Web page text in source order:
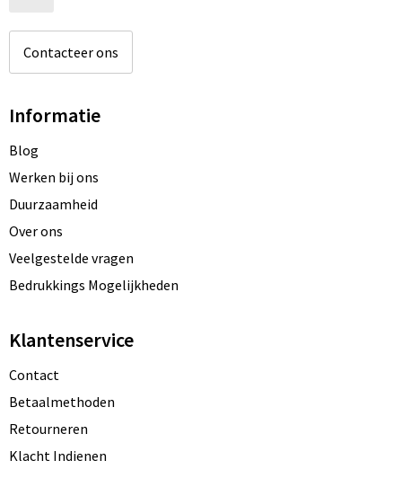
Contacteer ons
Informatie
Blog
Werken bij ons
Duurzaamheid
Over ons
Veelgestelde vragen
Bedrukkings Mogelijkheden
Klantenservice
Contact
Betaalmethoden
Retourneren
Klacht Indienen